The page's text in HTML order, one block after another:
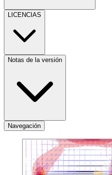
LICENCIAS
Notas de la versión
Navegación